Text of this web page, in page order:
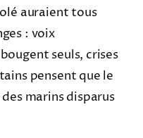
auraient tous
: voix
seuls, crises
pensent que le
marins disparus